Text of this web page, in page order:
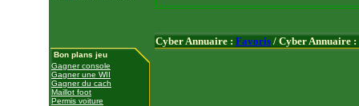
Bon plans jeu
Gagner console
Gagner une WII
Gagner du cach
Maillot foot
Permis voiture
Cyber Annuaire : Favoris / Cyber Annuaire :